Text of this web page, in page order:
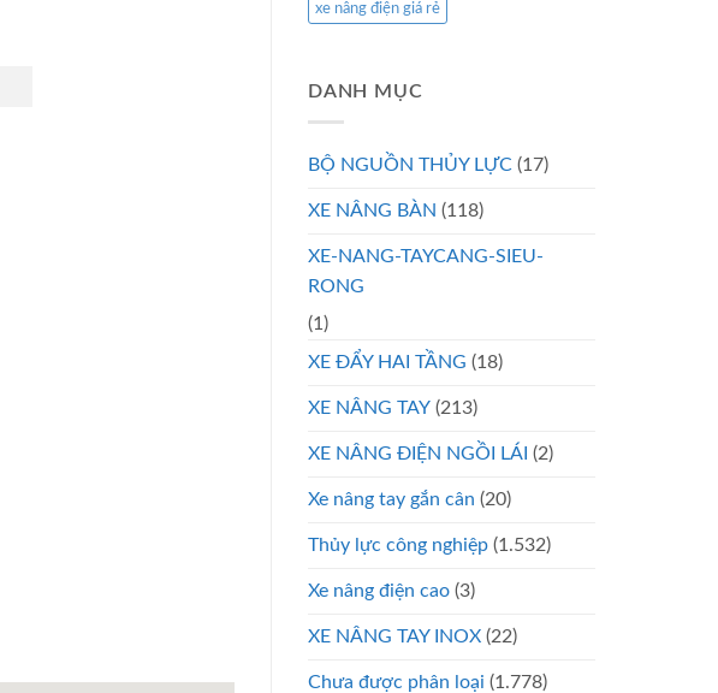
xe nâng điện giá rẻ
DANH MỤC
BỘ NGUỒN THỦY LỰC (17)
XE NÂNG BÀN (118)
XE-NANG-TAYCANG-SIEU-
RONG
(1)
XE ĐẨY HAI TẦNG (18)
XE NÂNG TAY (213)
XE NÂNG ĐIỆN NGỒI LÁI (2)
Xe nâng tay gắn cân (20)
Thủy lực công nghiệp (1.532)
Xe nâng điện cao (3)
XE NÂNG TAY INOX (22)
Chưa được phân loại (1.778)